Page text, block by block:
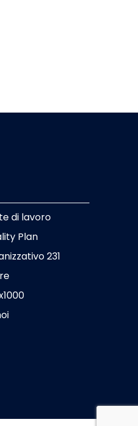
di lavoro
Plan
231